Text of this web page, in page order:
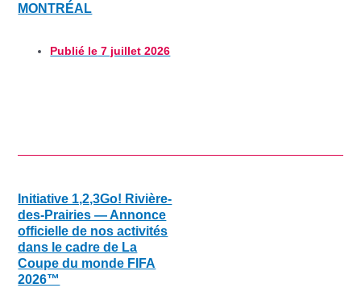
MONTRÉAL
Publié le 7 juillet 2026
Initiative 1,2,3Go! Rivière-
des-Prairies — Annonce
officielle de nos activités
dans le cadre de La
Coupe du monde FIFA
2026™